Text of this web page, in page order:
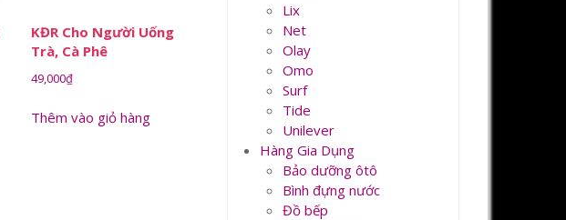
KĐR Cho Người Uống
Trà, Cà Phê
49,000₫
Thêm vào giỏ hàng
Lix
Net
Olay
Omo
Surf
Tide
Unilever
Hàng Gia Dụng
Bảo dưỡng ôtô
Bình đựng nước
Đồ bếp